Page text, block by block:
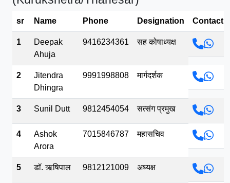
sr Name Phone Designation Contact
1
Deepak
Ahuja
9416234361 सह कोषाध्यक्ष
2
Jitendra
Dhingra
9991998808 मार्गदर्शक
3 Sunil Dutt 9812454054 सत्संग प्रमुख
4
Ashok
Arora
7015846787 महासचिव
5 डॉ. ऋषिपाल 9812121009 अध्यक्ष